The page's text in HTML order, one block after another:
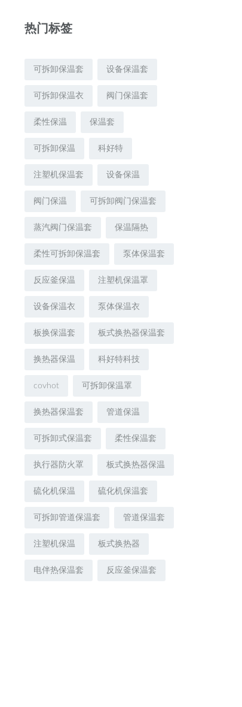
热门标签
可拆卸保温套 设备保温套
可拆卸保温衣 阀门保温套
柔性保温 保温套
可拆卸保温 科好特
注塑机保温套 设备保温
阀门保温 可拆卸阀门保温套
蒸汽阀门保温套 保温隔热
柔性可拆卸保温套 泵体保温套
反应釜保温 注塑机保温罩
设备保温衣 泵体保温衣
板换保温套 板式换热器保温套
换热器保温 科好特科技
covhot 可拆卸保温罩
换热器保温套 管道保温
可拆卸式保温套 柔性保温套
执行器防火罩 板式换热器保温
硫化机保温 硫化机保温套
可拆卸管道保温套 管道保温套
注塑机保温 板式换热器
电伴热保温套 反应釜保温套